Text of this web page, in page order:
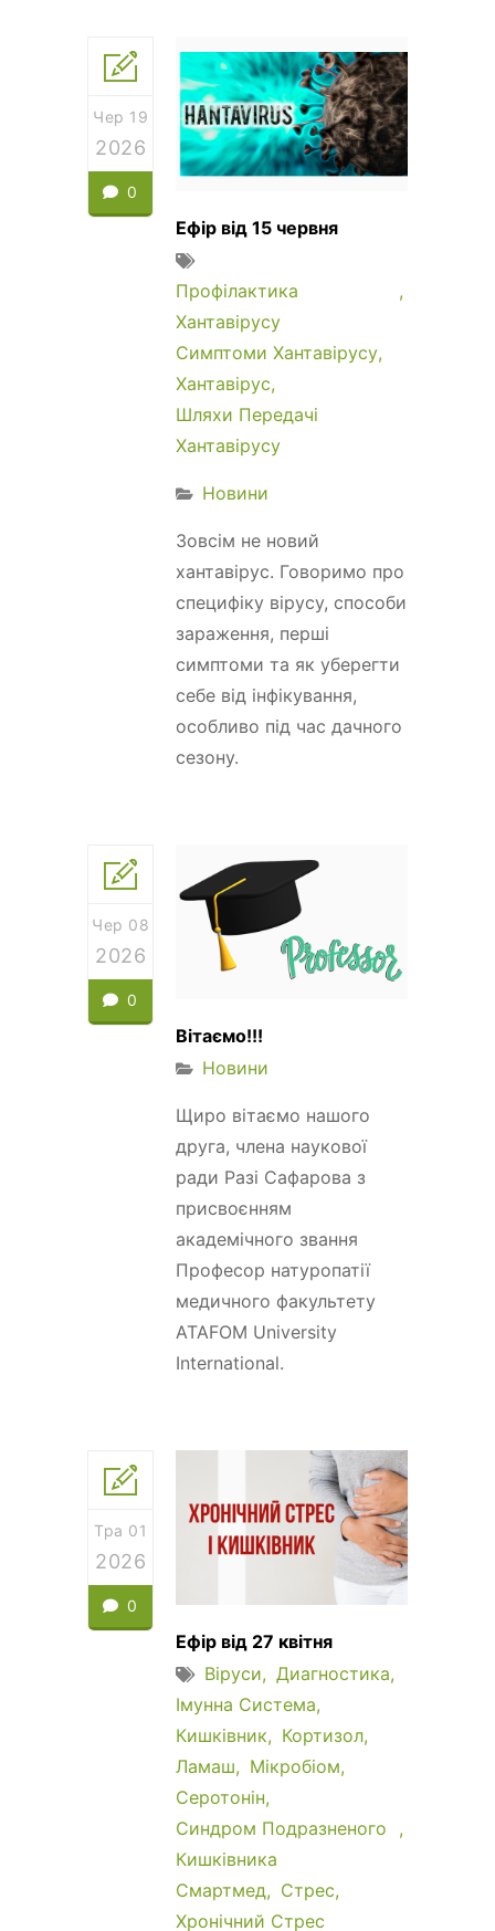
Чер 19
2026
0
Ефір від 15 червня
Профілактика
Хантавірусу
Симптоми Хантавірусу
Хантавірус
Шляхи Передачі
Хантавірусу
Новини
Зовсім не новий
хантавірус. Говоримо про
специфіку вірусу, способи
зараження, перші
симптоми та як уберегти
себе від інфікування,
особливо під час дачного
сезону.
Чер 08
2026
0
Вітаємо!!!
Новини
Щиро вітаємо нашого
друга, члена наукової
ради Разі Сафарова з
присвоєнням
академічного звання
Професор натуропатії
медичного факультету
ATAFOM University
International.
Тра 01
2026
0
Ефір від 27 квітня
Віруси
Диагностика
Імунна Система
Кишківник
Кортизол
Ламаш
Мікробіом
Серотонін
Синдром Подразненого
Кишківника
Смартмед
Стрес
Хронічний Стрес